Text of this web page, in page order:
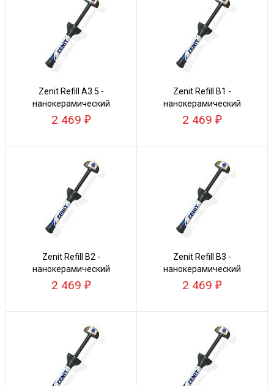
Zenit Refill А3.5 -
нанокерамический
композит
2 469
Zenit Refill В1 -
нанокерамический
композит
2 469
Zenit Refill В2 -
нанокерамический
композит
2 469
Zenit Refill В3 -
нанокерамический
композит
2 469